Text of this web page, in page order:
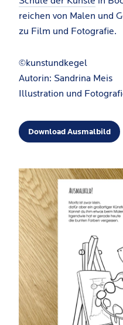
reichen von Malen und
zu Film und Fotografie.
©kunstundkegel
Autorin: Sandrina Meis
Illustration und
Download Ausmalbild